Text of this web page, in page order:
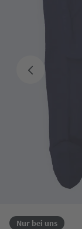
Nur bei uns